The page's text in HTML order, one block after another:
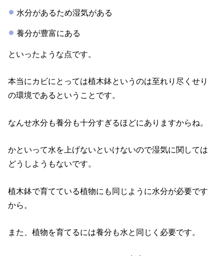
水分があるため湿気がある
養分が豊富にある
といったような点です。
本当にカビにとっては植木鉢というのは至れり尽くせり
の環境であるということです。
なんせ水分も養分も十分すぎるほどにありますからね。
かといって水を上げないといけないので湿気に関しては
どうしようもないです。
植木鉢で育てている植物にも同じように水分が必要です
から。
また、植物を育てるには養分も水と同じく必要です。